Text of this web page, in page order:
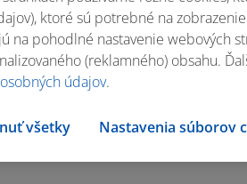
ktoré sú potrebné na
na pohodlné nastavenie webových
(reklamného) obsahu.
údajov.
všetky Nastavenia súborov